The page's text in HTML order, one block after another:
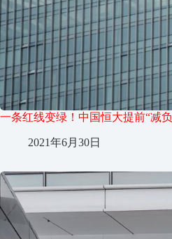
一条红线变绿！中国恒大提前“减
2021年6月30日